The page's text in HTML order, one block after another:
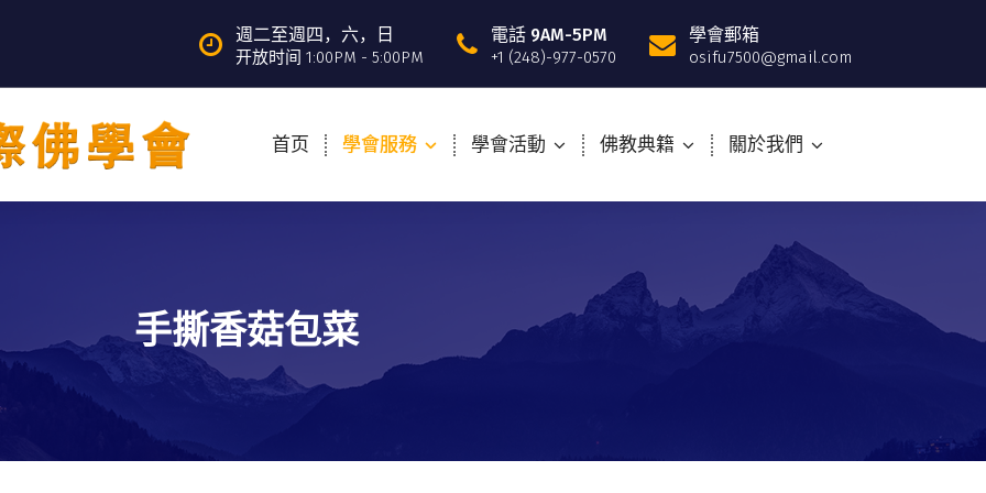
週二至週四，六，日
开放时间 1:00PM - 5:00PM
電話 9AM-5PM
+1 (248)-977-0570
學會郵箱
osifu7500@gmail.com
首页 學會服務 學會活動 佛教典籍 關於我們
手撕香菇包菜